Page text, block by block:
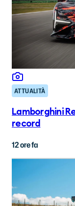
ATTUALITÀ
Lamborghini
record
12 ore fa